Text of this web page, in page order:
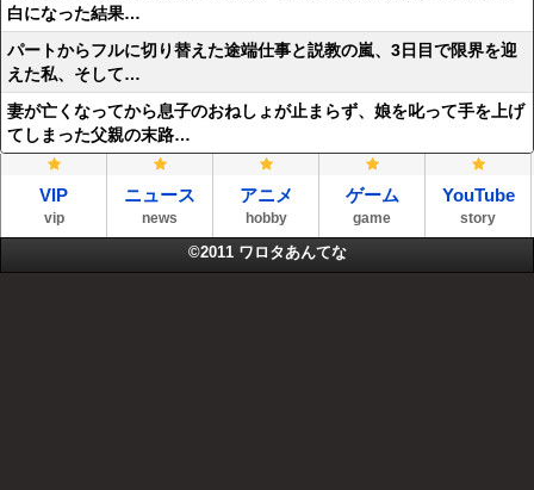
白になった結果…
パートからフルに切り替えた途端仕事と説教の嵐、3日目で限界を迎
えた私、そして…
妻が亡くなってから息子のおねしょが止まらず、娘を叱って手を上げ
てしまった父親の末路…
VIP
vip
ニュース
news
アニメ
hobby
ゲーム
game
YouTube
story
©2011 ワロタあんてな